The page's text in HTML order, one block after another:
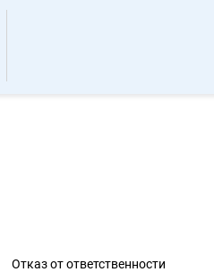
Отказ от ответственности